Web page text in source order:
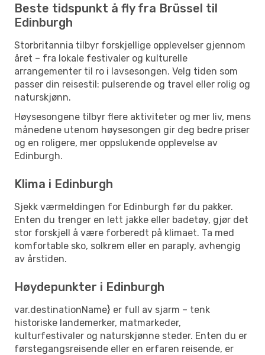
Beste tidspunkt å fly fra Brüssel til
Edinburgh
Storbritannia tilbyr forskjellige opplevelser gjennom
året – fra lokale festivaler og kulturelle
arrangementer til ro i lavsesongen. Velg tiden som
passer din reisestil: pulserende og travel eller rolig og
naturskjønn.
Høysesongene tilbyr flere aktiviteter og mer liv, mens
månedene utenom høysesongen gir deg bedre priser
og en roligere, mer oppslukende opplevelse av
Edinburgh.
Klima i Edinburgh
Sjekk værmeldingen for Edinburgh før du pakker.
Enten du trenger en lett jakke eller badetøy, gjør det
stor forskjell å være forberedt på klimaet. Ta med
komfortable sko, solkrem eller en paraply, avhengig
av årstiden.
Høydepunkter i Edinburgh
var.destinationName} er full av sjarm – tenk
historiske landemerker, matmarkeder,
kulturfestivaler og naturskjønne steder. Enten du er
førstegangsreisende eller en erfaren reisende, er